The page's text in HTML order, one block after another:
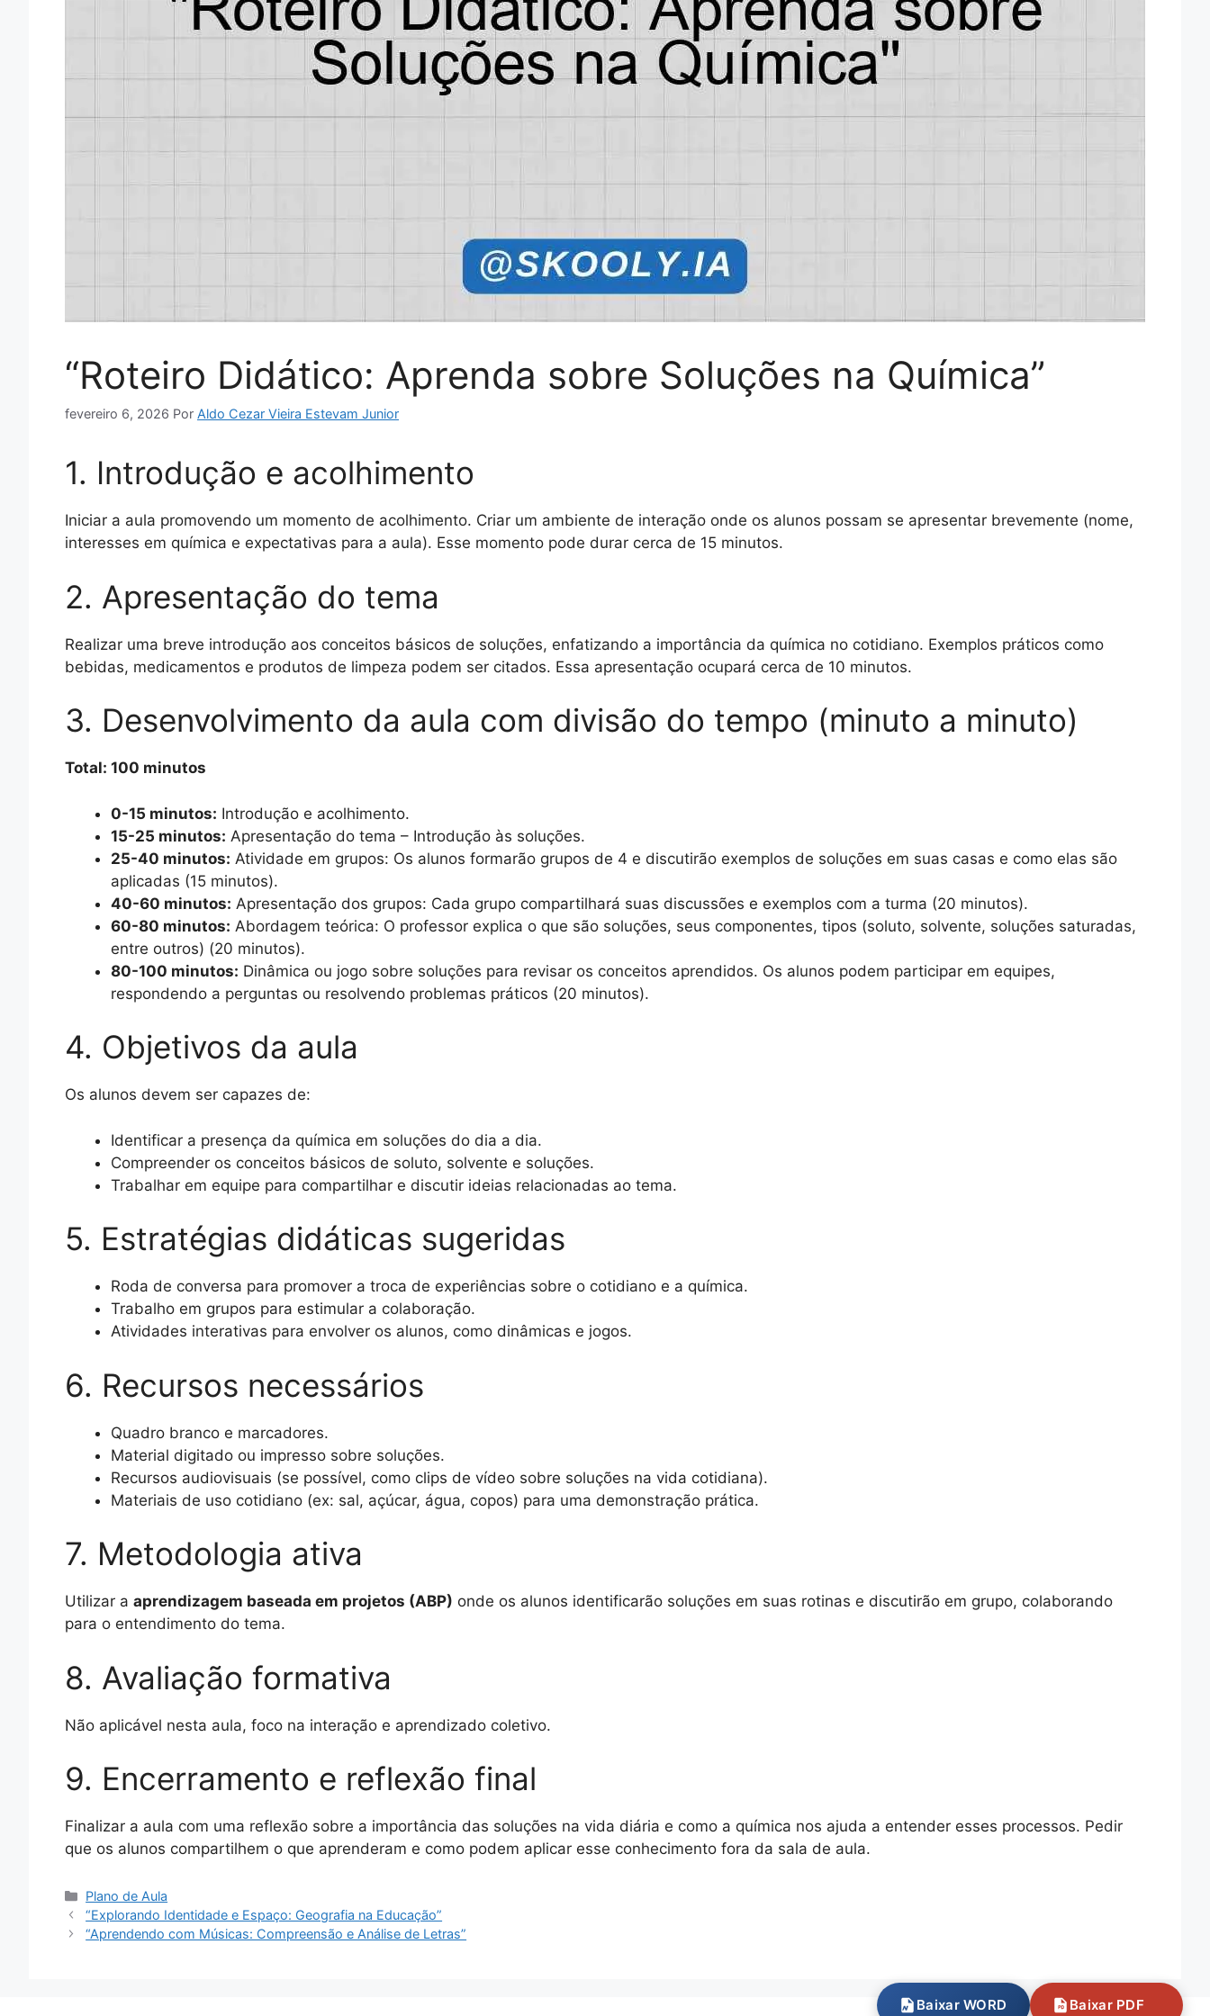
“Roteiro Didático: Aprenda sobre Soluções na Química”
fevereiro 6, 2026 Por Aldo Cezar Vieira Estevam Junior
1. Introdução e acolhimento
Iniciar a aula promovendo um momento de acolhimento. Criar um ambiente de interação onde os alunos possam se apresentar brevemente (nome,
interesses em química e expectativas para a aula). Esse momento pode durar cerca de 15 minutos.
2. Apresentação do tema
Realizar uma breve introdução aos conceitos básicos de soluções, enfatizando a importância da química no cotidiano. Exemplos práticos como
bebidas, medicamentos e produtos de limpeza podem ser citados. Essa apresentação ocupará cerca de 10 minutos.
3. Desenvolvimento da aula com divisão do tempo (minuto a minuto)
Total: 100 minutos
0-15 minutos: Introdução e acolhimento.
15-25 minutos: Apresentação do tema – Introdução às soluções.
25-40 minutos: Atividade em grupos: Os alunos formarão grupos de 4 e discutirão exemplos de soluções em suas casas e como elas são
aplicadas (15 minutos).
40-60 minutos: Apresentação dos grupos: Cada grupo compartilhará suas discussões e exemplos com a turma (20 minutos).
60-80 minutos: Abordagem teórica: O professor explica o que são soluções, seus componentes, tipos (soluto, solvente, soluções saturadas,
entre outros) (20 minutos).
80-100 minutos: Dinâmica ou jogo sobre soluções para revisar os conceitos aprendidos. Os alunos podem participar em equipes,
respondendo a perguntas ou resolvendo problemas práticos (20 minutos).
4. Objetivos da aula
Os alunos devem ser capazes de:
Identificar a presença da química em soluções do dia a dia.
Compreender os conceitos básicos de soluto, solvente e soluções.
Trabalhar em equipe para compartilhar e discutir ideias relacionadas ao tema.
5. Estratégias didáticas sugeridas
Roda de conversa para promover a troca de experiências sobre o cotidiano e a química.
Trabalho em grupos para estimular a colaboração.
Atividades interativas para envolver os alunos, como dinâmicas e jogos.
6. Recursos necessários
Quadro branco e marcadores.
Material digitado ou impresso sobre soluções.
Recursos audiovisuais (se possível, como clips de vídeo sobre soluções na vida cotidiana).
Materiais de uso cotidiano (ex: sal, açúcar, água, copos) para uma demonstração prática.
7. Metodologia ativa
Utilizar a aprendizagem baseada em projetos (ABP) onde os alunos identificarão soluções em suas rotinas e discutirão em grupo, colaborando
para o entendimento do tema.
8. Avaliação formativa
Não aplicável nesta aula, foco na interação e aprendizado coletivo.
9. Encerramento e reflexão final
Finalizar a aula com uma reflexão sobre a importância das soluções na vida diária e como a química nos ajuda a entender esses processos. Pedir
que os alunos compartilhem o que aprenderam e como podem aplicar esse conhecimento fora da sala de aula.
Categorias
Plano de Aula
“Explorando Identidade e Espaço: Geografia na Educação”
“Aprendendo com Músicas: Compreensão e Análise de Letras”
Baixar WORD Baixar PDF